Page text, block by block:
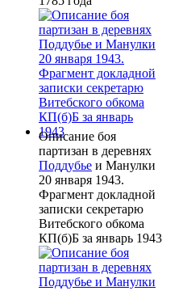
Описание боя
партизан в деревнях
Поддубье и Манулки
20 января 1943.
Фрагмент докладной
записки секретарю
Витебского обкома
КП(б)Б за январь 1943